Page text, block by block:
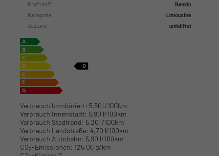
Kraftstoff
Benzin
Kategorie
Limousine
Zustand
unfallfrei
Verbrauch kombiniert: 5,50 l/100km
Verbrauch Innenstadt: 6,90 l/100km
Verbrauch Stadtrand: 5,20 l/100km
Verbrauch Landstraße: 4,70 l/100km
Verbrauch Autobahn: 5,90 l/100km
CO2-Emissionen: 125,00 g/km